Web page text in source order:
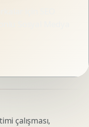
için SEO
Sosyal Medya
çalışması,